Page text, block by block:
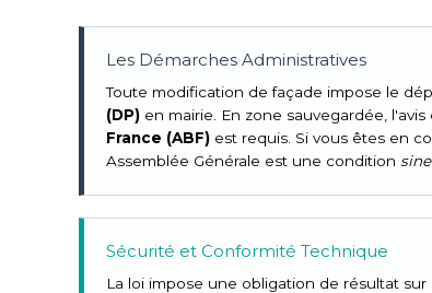
Les Démarches Administratives
Toute modification de façade impose le
(DP) en mairie. En zone sauvegardée, l'avis
France (ABF) est requis. Si vous êtes en
Assemblée Générale est une condition
Sécurité et Conformité Technique
La loi impose une obligation de résultat sur